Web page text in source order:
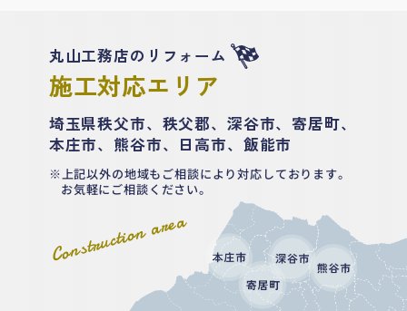
Construction area
丸山工務店のリフォーム
施工対応エリア
埼玉県秩父市、秩父郡、深谷市、寄居町、
本庄市、熊谷市、日高市、飯能市
上記以外の地域もご相談により対応しております。
お気軽にご相談ください。